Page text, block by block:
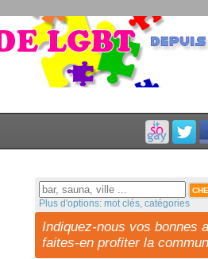
Plus d'options: mot clés, catégories
Indiquez-nous vos bonnes
faites-en profiter la